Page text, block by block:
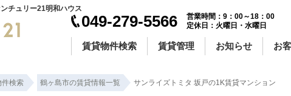
チュリー21明和ハウス
049-279-5566
営業時間：9：00～18：00
定休日：火曜日・水曜日
賃貸物件検索 賃貸管理 お知らせ お
件検索 鶴ヶ島市の賃貸情報一覧 サンライズトミタ 坂戸の1K賃貸マンション